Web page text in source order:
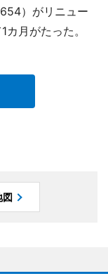
）がリニュー
月がたった。
図